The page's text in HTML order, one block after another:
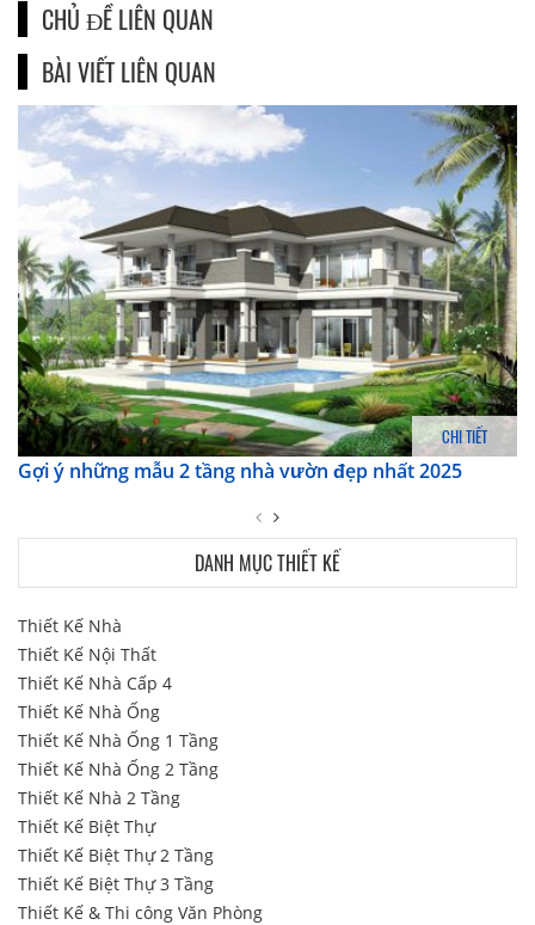
CHỦ ĐỀ LIÊN QUAN
BÀI VIẾT LIÊN QUAN
CHI TIẾT
Gợi ý những mẫu 2 tầng nhà vườn đẹp nhất 2025
DANH MỤC THIẾT KẾ
Thiết Kế Nhà
Thiết Kế Nội Thất
Thiết Kế Nhà Cấp 4
Thiết Kế Nhà Ống
Thiết Kế Nhà Ống 1 Tầng
Thiết Kế Nhà Ống 2 Tầng
Thiết Kế Nhà 2 Tầng
Thiết Kế Biệt Thự
Thiết Kế Biệt Thự 2 Tầng
Thiết Kế Biệt Thự 3 Tầng
Thiết Kế & Thi công Văn Phòng